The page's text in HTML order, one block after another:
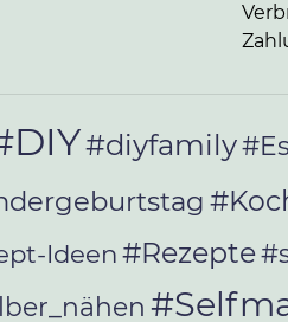
#diyfamily
Ideen #Rezepte